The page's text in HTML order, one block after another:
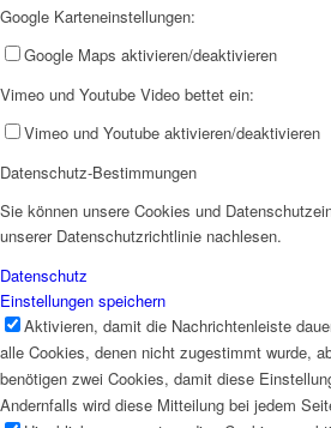
AHOI II
PKD
Google Karteneinstellungen:
Google Maps aktivieren/deaktivieren
Vimeo und Youtube Video bettet ein:
Vimeo und Youtube aktivieren/deaktivieren
Datenschutz-Bestimmungen
Sie können unsere Cookies und
unserer Datenschutzrichtlinie nachlesen.
Datenschutz
Einstellungen speichern
Aktivieren, damit die Nachrichtenleiste
alle Cookies, denen nicht zugestimmt wurde,
benötigen zwei Cookies, damit diese
Andernfalls wird diese Mitteilung bei jedem